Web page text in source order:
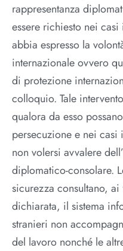
rappresentanza
essere richiesto nei
abbia espresso la
internazionale ovvero
di protezione
colloquio. Tale
qualora da esso
persecuzione e nei
non volersi avvalere
diplomatico-consolare.
sicurezza consultano, ai
dichiarata, il sistema
stranieri non
del lavoro nonché le